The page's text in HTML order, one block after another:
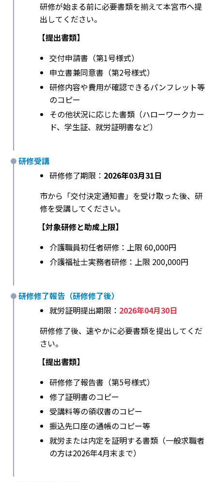
研修が始まる前に必要書類を揃えて本宮市へ提
出してください。
【提出書類】
交付申請書（第1号様式）
申立書兼同意書（第2号様式）
研修内容や費用が確認できるパンフレット等
のコピー
その他状況に応じた書類（ハローワークカー
ド、学生証、就労証明書など）
研修受講
研修修了期限： 2026年03月31日
市から「交付決定通知書」を受け取った後、研
修を受講してください。
【対象研修と助成上限】
介護職員初任者研修：上限 60,000円
介護福祉士実務者研修：上限 200,000円
研修修了報告（研修修了後）
就労証明提出期限： 2026年04月30日
研修修了後、速やかに必要書類を提出してくだ
さい。
【提出書類】
研修修了報告書（第5号様式）
修了証明書のコピー
受講料等の領収書のコピー
振込先口座の通帳のコピー等
就労または内定を証明する書類（一般求職者
の方は2026年4月末まで）